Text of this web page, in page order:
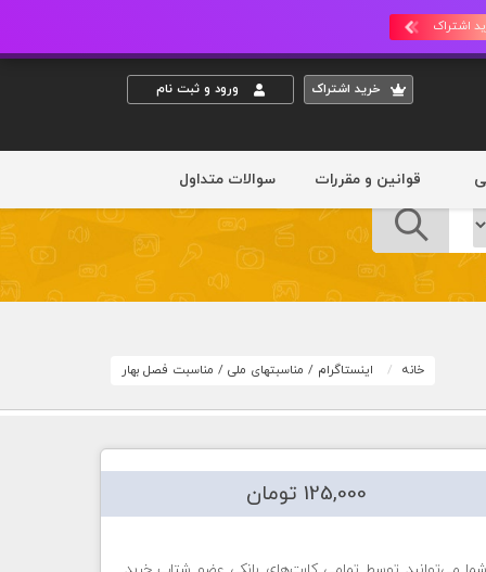
اشتراک
خريد اشتراک ورود و ثبت نام
قوانین و مقررات سوالات متداول
خانه اینستاگرام / مناسبتهای ملی / مناسبت فصل بهار
125,000 تومان